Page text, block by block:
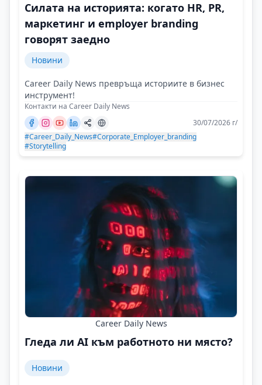
Силата на историята: когато HR, PR,
маркетинг и employer branding
говорят заедно
Новини
Career Daily News превръща историите в бизнес
инструмент!
Контакти на Career Daily News
30/07/2026 г/
#Career_Daily_News#Corporate_Employer_branding
#Storytelling
Career Daily News
Гледа ли AI към работното ни място?
Новини